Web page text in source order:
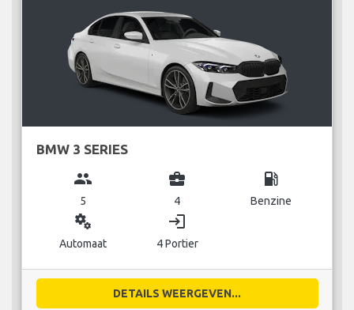
BMW 3 SERIES
group
5
business_center
4
local_gas_station
Benzine
miscellaneous_services
Automaat
login
4 Portier
DETAILS WEERGEVEN...